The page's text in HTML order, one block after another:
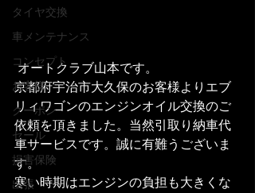
タイヤ交換
車メンテナンス
コンセプト
お客様
クーポン
セール
損害保険
出張
オートクラブ山本です。
京都府宇治市大久保のお客様よりエブ
リィワゴンのエンジンオイル交換のご
依頼を頂きました。当然引取り納車代
車サービスです。誠に有難うございま
す。
寒い時期はエンジンの負担も大きくな